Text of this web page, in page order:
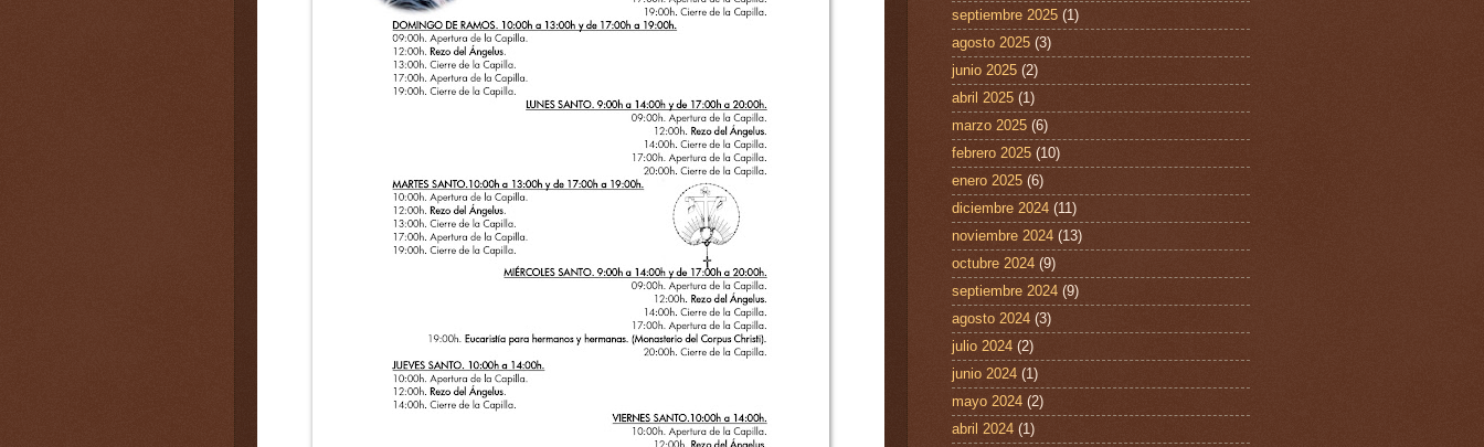
septiembre 2025 (1)
agosto 2025 (3)
junio 2025 (2)
abril 2025 (1)
marzo 2025 (6)
febrero 2025 (10)
enero 2025 (6)
diciembre 2024 (11)
noviembre 2024 (13)
octubre 2024 (9)
septiembre 2024 (9)
agosto 2024 (3)
julio 2024 (2)
junio 2024 (1)
mayo 2024 (2)
abril 2024 (1)